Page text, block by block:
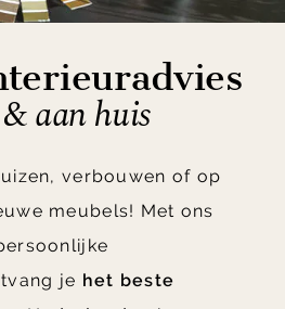
aan huis
verbouwen of op
meubels! Met ons
je het beste